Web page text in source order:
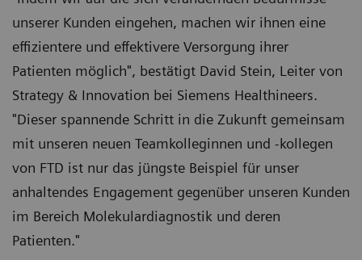
unserer Kunden eingehen, machen wir ihnen eine
effizientere und effektivere Versorgung ihrer
Patienten möglich", bestätigt David Stein, Leiter von
Strategy & Innovation bei Siemens Healthineers.
"Dieser spannende Schritt in die Zukunft gemeinsam
mit unseren neuen Teamkolleginnen und -kollegen
von FTD ist nur das jüngste Beispiel für unser
anhaltendes Engagement gegenüber unseren Kunden
im Bereich Molekulardiagnostik und deren
Patienten."